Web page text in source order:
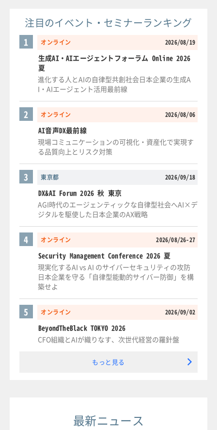
注目のイベント・セミナーランキング
オンライン 2026/08/19
1
生成AI・AIエージェントフォーラム Online 2026
夏
進化する人とAIの自律型共創社会日本企業の生成A
I・AIエージェント活用最前線
オンライン 2026/08/06
2
AI音声DX最前線
現場コミュニケーションの可視化・資産化で実現す
る品質向上とリスク対策
東京都 2026/09/18
3
DX&AI Forum 2026 秋 東京
AGI時代のエージェンティックな自律型社会へAI×デ
ジタルを駆使した日本企業のAX戦略
オンライン 2026/08/26-27
4
Security Management Conference 2026 夏
現実化するAI vs AI のサイバーセキュリティの攻防
日本企業を守る「自律型能動的サイバー防御」を構
築せよ
オンライン 2026/09/02
5
BeyondTheBlack TOKYO 2026
CFO組織とAIが織りなす、次世代経営の羅針盤
もっと見る
最新ニュース